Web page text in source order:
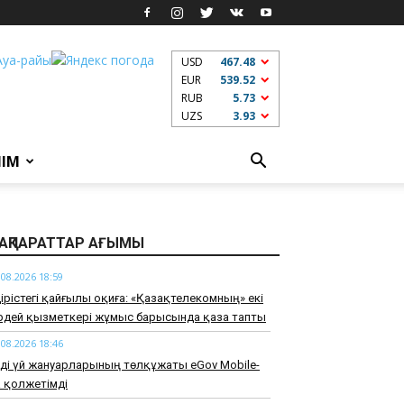
USD
467.48
EUR
539.52
RUB
5.73
UZS
3.93
АҒЫМЫ
18:59
қайғылы оқиға: «Қазақтелекомның» екі
қызметкері жұмыс барысында қаза тапты
18:46
үй жануарларының төлқұжаты eGov Mobile-
қолжетімді